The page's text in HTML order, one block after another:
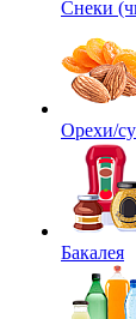
Снеки
Орехи/
Бакалея